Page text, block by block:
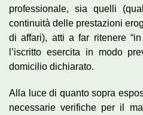
professionale, sia quelli
continuità delle prestazioni
di affari), atti a far ritenere
l’iscritto esercita in modo
domicilio dichiarato.
Alla luce di quanto sopra
necessarie verifiche per il